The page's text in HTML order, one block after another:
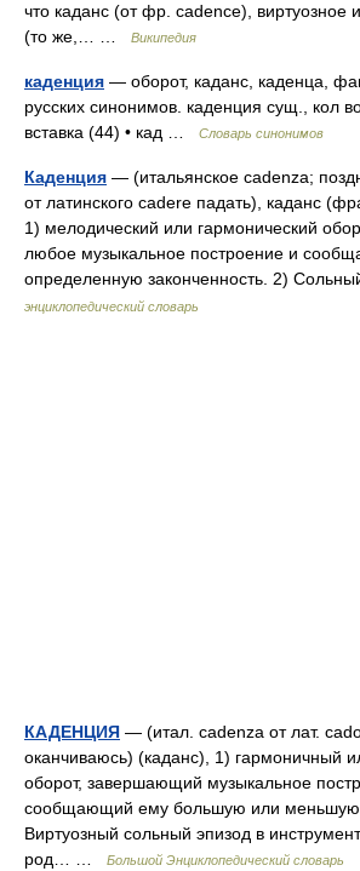
что каданс (от фр. cadence), виртуозное
(то же,… …
Википедия
каденция — оборот, каданс, каденца,
русских синонимов. каденция сущ., кол
вставка (44) • кад …
Словарь синонимов
Каденция — (итальянское cadenza;
от латинского cadere падать), каданс
1) мелодический или гармонический
любое музыкальное построение и
определенную законченность. 2)
энциклопедический словарь
КАДЕНЦИЯ — (итал. cadenza от лат.
оканчиваюсь) (каданс), 1) гармоничный
оборот, завершающий музыкальное
сообщающий ему большую или меньшую
Виртуозный сольный эпизод в
род… …
Большой Энциклопедический словарь